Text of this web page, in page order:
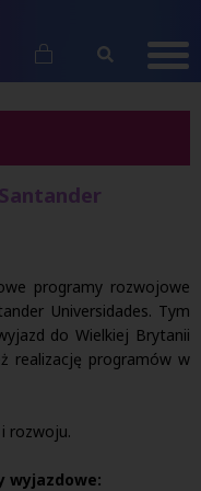
programy rozwojowe
Universidades. Tym
do Wielkiej Brytanii
realizację programów w
rozwoju.
wyjazdowe: